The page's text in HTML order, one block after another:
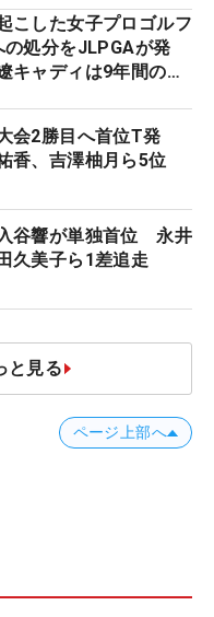
こした女子プロゴルフ
の処分をJLPGAが発
ャディは9年間の立
会2勝目へ首位T発
、吉澤柚月ら5位
谷響が単独首位 永井
久美子ら1差追走
と見る
ページ上部へ